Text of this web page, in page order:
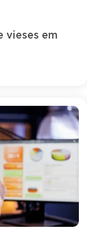
vieses em